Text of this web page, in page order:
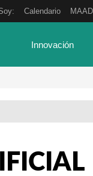
Calendario MAAD
Innovación